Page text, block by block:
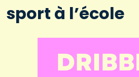
sport à l’école